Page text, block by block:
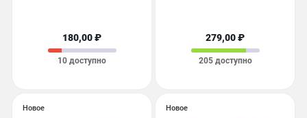
180,00 ₽
10 доступно
279,00 ₽
205 доступно
Новое Новое